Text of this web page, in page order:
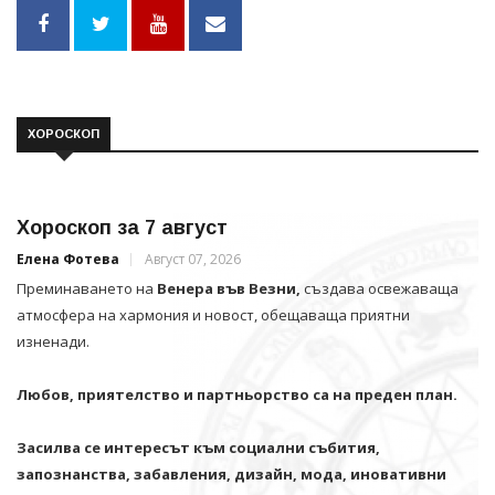
ХОРОСКОП
Хороскоп за 7 август
Елена Фотева Август 07, 2026
Преминаването на Венера във Везни, създава освежаваща
атмосфера на хармония и новост, обещаваща приятни
изненади.
Любов, приятелство и партньорство са на преден план.
Засилва се интересът към социални събития,
запознанства, забавления, дизайн, мода, иновативни